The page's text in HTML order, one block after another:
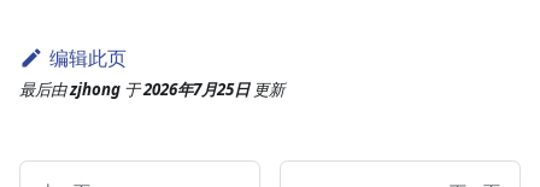
编辑此页
最后由zjhong 于2026年7月25日 更新